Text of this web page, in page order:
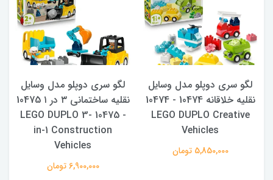
لگو سری دوپلو مدل وسایل
نقلیه خلاقانه 10474 - 10474
LEGO DUPLO Creative
Vehicles
5,850,000 تومان
لگو سری دوپلو مدل وسایل
نقلیه ساختمانی ۳ در ۱ 10475
- 10475 LEGO DUPLO 3-
in-1 Construction
Vehicles
6,900,000 تومان